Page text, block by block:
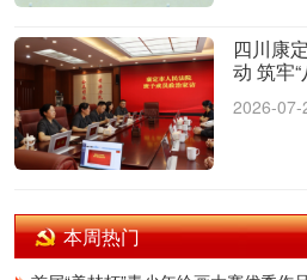
四川康
动 筑牢
2026-07-
本周热门